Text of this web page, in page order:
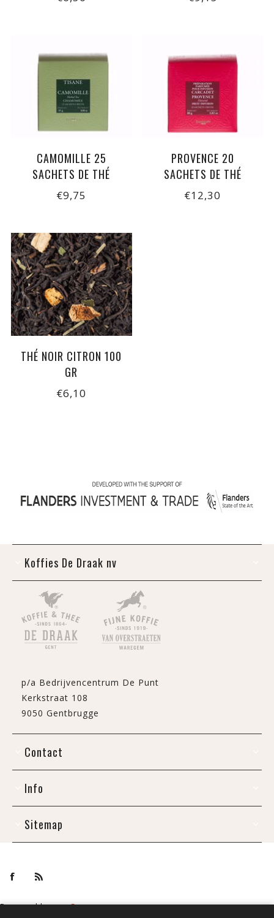
CAMOMILLE 25
SACHETS DE THÉ
€9,75
PROVENCE 20
SACHETS DE THÉ
€12,30
THÉ NOIR CITRON 100
GR
€6,10
Koffies De Draak nv
p/a Bedrijvencentrum De Punt
Kerkstraat 108
9050 Gentbrugge
Contact
Info
Sitemap
Powered bynopCommerce